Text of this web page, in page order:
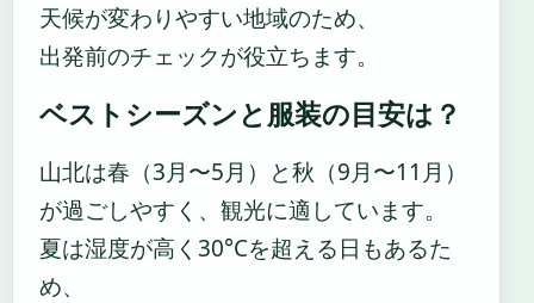
天候が変わりやすい地域のため、
出発前のチェックが役立ちます。
ベストシーズンと服装の目安は？
山北は春（3月〜5月）と秋（9月〜11月）
が過ごしやすく、観光に適しています。
夏は湿度が高く30°Cを超える日もあるた
め、